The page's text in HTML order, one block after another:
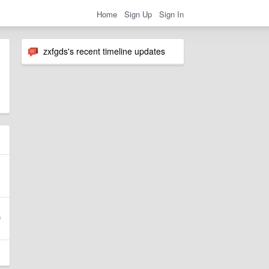
Home Sign Up Sign In
zxfgds's recent timeline updates